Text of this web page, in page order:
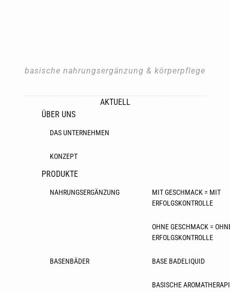
basische nahrungsergänzung & körperpflege
AKTUELL
ÜBER UNS
DAS UNTERNEHMEN
KONZEPT
PRODUKTE
NAHRUNGSERGÄNZUNG
MIT GESCHMACK = MIT
ERFOLGSKONTROLLE
OHNE GESCHMACK =
ERFOLGSKONTROLLE
BASENBÄDER BASE BADELIQUID
BASISCHE